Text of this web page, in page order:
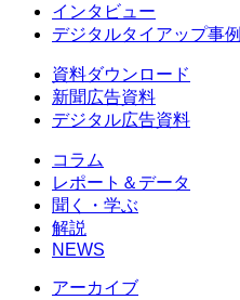
インタビュー
デジタルタイアップ事例
資料ダウンロード
新聞広告資料
デジタル広告資料
コラム
レポート＆データ
聞く・学ぶ
解説
NEWS
アーカイブ